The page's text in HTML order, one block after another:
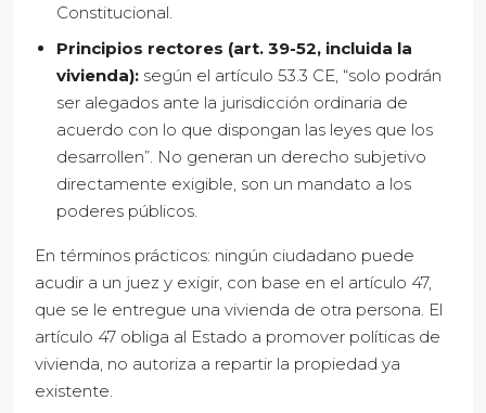
Constitucional.
Principios rectores (art. 39-52, incluida la
vivienda): según el artículo 53.3 CE, “solo podrán
ser alegados ante la jurisdicción ordinaria de
acuerdo con lo que dispongan las leyes que los
desarrollen”. No generan un derecho subjetivo
directamente exigible, son un mandato a los
poderes públicos.
En términos prácticos: ningún ciudadano puede
acudir a un juez y exigir, con base en el artículo 47,
que se le entregue una vivienda de otra persona. El
artículo 47 obliga al Estado a promover políticas de
vivienda, no autoriza a repartir la propiedad ya
existente.